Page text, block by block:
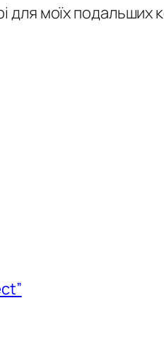
для моїх подальших